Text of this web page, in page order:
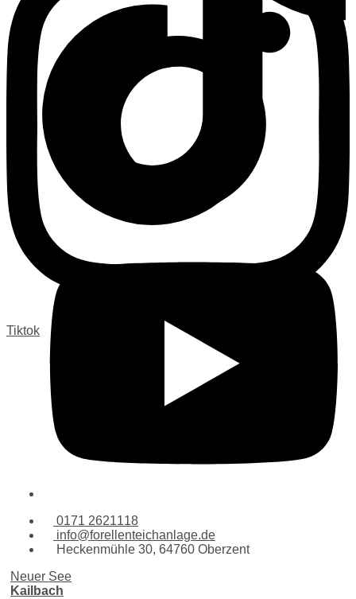
0171 2621118
info@forellenteichanlage.de
Heckenmühle 30, 64760 Oberzent
Neuer See
Kailbach
Tiktok